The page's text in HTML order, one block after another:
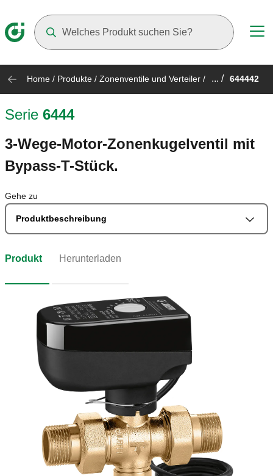
Home / Produkte / Zonenventile und Verteiler / ... / 644442
Serie 6444
3-Wege-Motor-Zonenkugelventil mit
Bypass-T-Stück.
Gehe zu
Produktbeschreibung
Produkt Herunterladen